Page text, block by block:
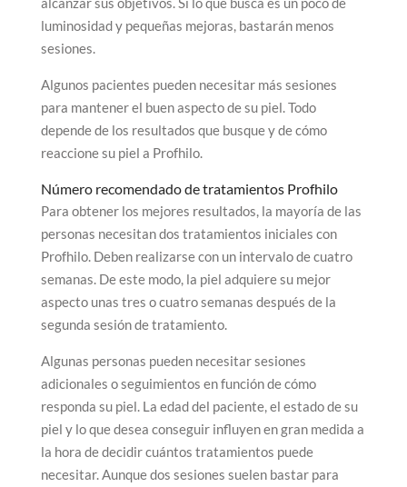
luminosidad y pequeñas mejoras, bastarán menos
sesiones.
Algunos pacientes pueden necesitar más sesiones
para mantener el buen aspecto de su piel. Todo
depende de los resultados que busque y de cómo
reaccione su piel a Profhilo.
Número recomendado de tratamientos Profhilo
Para obtener los mejores resultados, la mayoría de las
personas necesitan dos tratamientos iniciales con
Profhilo. Deben realizarse con un intervalo de cuatro
semanas. De este modo, la piel adquiere su mejor
aspecto unas tres o cuatro semanas después de la
segunda sesión de tratamiento.
Algunas personas pueden necesitar sesiones
adicionales o seguimientos en función de cómo
responda su piel. La edad del paciente, el estado de su
piel y lo que desea conseguir influyen en gran medida a
la hora de decidir cuántos tratamientos puede
necesitar. Aunque dos sesiones suelen bastar para